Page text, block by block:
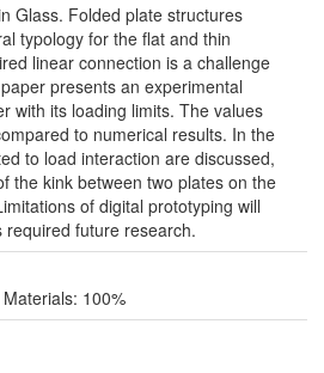
Glass. Folded plate structures
typology for the flat and thin
linear connection is a challenge
presents an experimental
with its loading limits. The values
to numerical results. In the
to load interaction are discussed,
the kink between two plates on the
of digital prototyping will
future research.
100%